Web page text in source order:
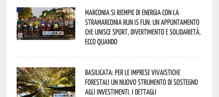
Marconia si riempie di energia con la
StraMarconia Run is Fun: un appuntamento
che unisce sport, divertimento e solidarietà.
Ecco quando
Basilicata: per le imprese vivaistiche
forestali un nuovo strumento di sostegno
agli investimenti. I dettagli